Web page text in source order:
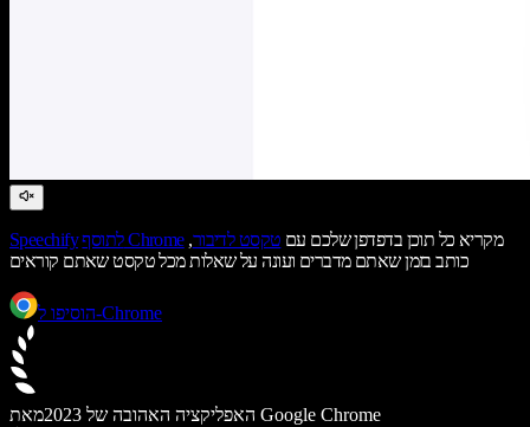
Speechify לתוסף Chrome מקריא כל תוכן בדפדפן שלכם עם טקסט לדיבור,
כותב בזמן שאתם מדברים ועונה על שאלות מכל טקסט שאתם קוראים
הוסיפו ל-Chrome
האפליקציה האהובה של 2023 מאת Google Chrome